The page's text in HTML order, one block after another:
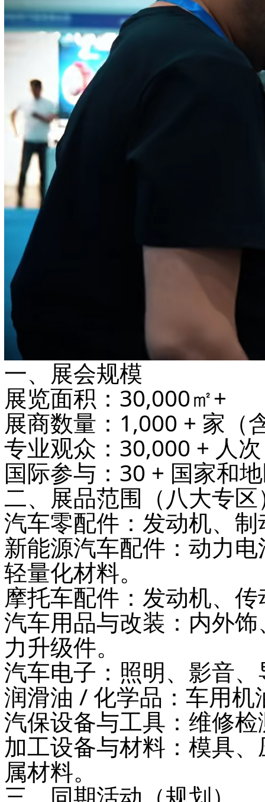
一、展会规模
展览面积 ：30,000㎡+
展商数量 ：1,000 + 家
专业观众 ：30,000 + 人
国际参与 ：30 + 国家和
二、展品范围（八大专区
汽车零配件 ：发动机、
新能源汽车配件 ：动力
轻量化材料。
摩托车配件 ：发动机、
汽车用品与改装 ：内外
力升级件。
汽车电子 ：照明、影音
润滑油 / 化学品 ：车用
汽保设备与工具 ：维修
加工设备与材料 ：模具
属材料。